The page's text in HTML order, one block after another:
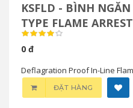
KSFLD - BÌNH
TYPE FLAME
0 đ
Deflagration Proof In-Line
ĐẶT HÀNG